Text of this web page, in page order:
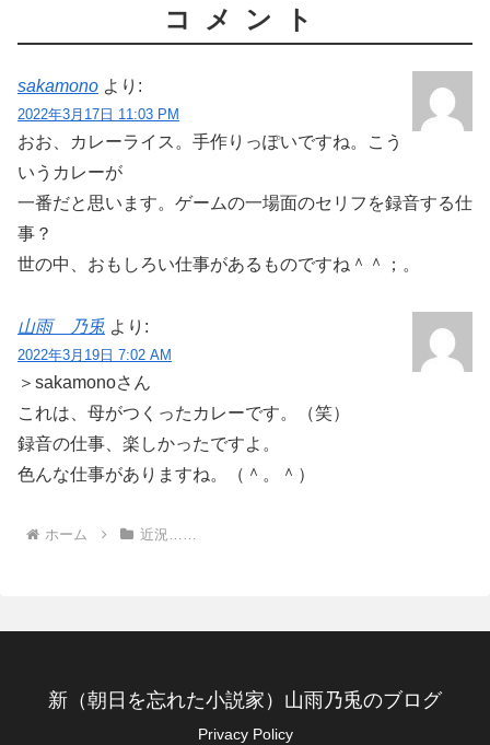
コメント
sakamono より:
2022年3月17日 11:03 PM
おお、カレーライス。手作りっぽいですね。こう
いうカレーが
一番だと思います。ゲームの一場面のセリフを録音する仕
事？
世の中、おもしろい仕事があるものですね＾＾；。
山雨 乃兎 より:
2022年3月19日 7:02 AM
＞sakamonoさん
これは、母がつくったカレーです。（笑）
録音の仕事、楽しかったですよ。
色んな仕事がありますね。（＾。＾）
ホーム 近況……
新（朝日を忘れた小説家）山雨乃兎のブログ
Privacy Policy